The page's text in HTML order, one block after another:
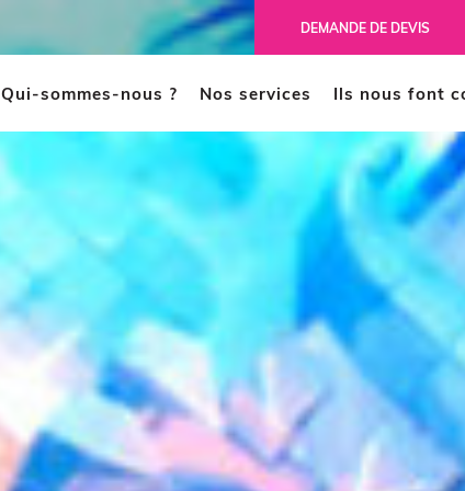
DEMANDE DE DEVIS
Qui-sommes-nous ? Nos services
MODÉLISATION 3D
Scanner 3D
Ils nous font